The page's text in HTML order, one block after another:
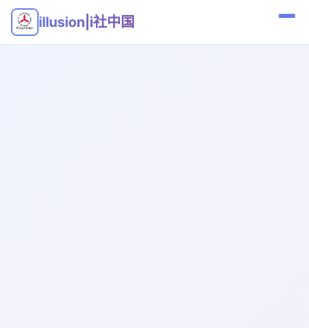
illusion|i社中国